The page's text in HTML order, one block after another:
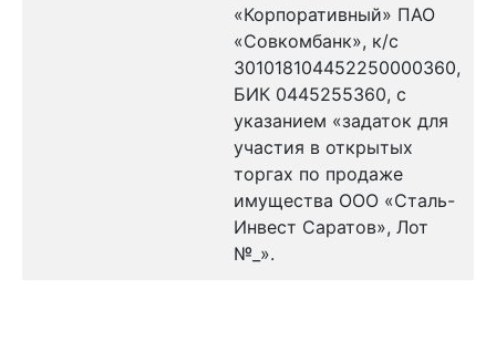
«Корпоративный» ПАО
«Совкомбанк», к/с
301018104452250000360,
БИК 0445255360, с
указанием «задаток для
участия в открытых
торгах по продаже
имущества ООО «Сталь-
Инвест Саратов», Лот
№_».